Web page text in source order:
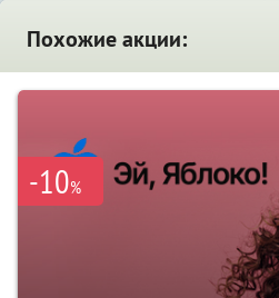
Похожие акции:
-10%